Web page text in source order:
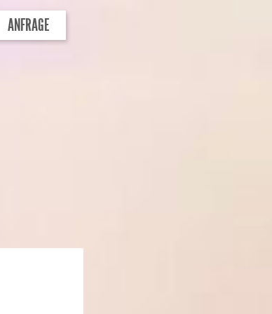
ANFRAGE